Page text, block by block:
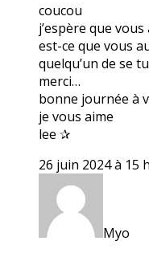
coucou
j’espère que
est-ce que vous
quelqu’un de se
merci…
bonne journée à
je vous aime
lee ✰
26 juin 2024 à 15
Myo